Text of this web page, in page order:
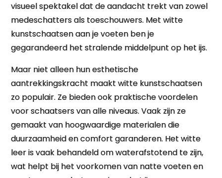
visueel spektakel dat de aandacht trekt van zowel
medeschatters als toeschouwers. Met witte
kunstschaatsen aan je voeten ben je
gegarandeerd het stralende middelpunt op het ijs.
Maar niet alleen hun esthetische
aantrekkingskracht maakt witte kunstschaatsen
zo populair. Ze bieden ook praktische voordelen
voor schaatsers van alle niveaus. Vaak zijn ze
gemaakt van hoogwaardige materialen die
duurzaamheid en comfort garanderen. Het witte
leer is vaak behandeld om waterafstotend te zijn,
wat helpt bij het voorkomen van natte voeten en